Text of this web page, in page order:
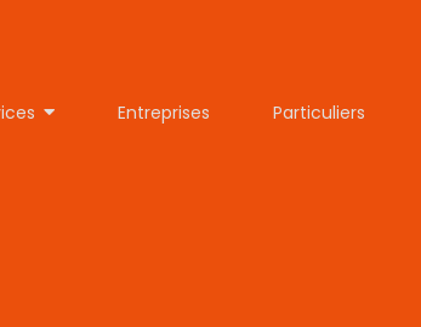
Entreprises Particuliers